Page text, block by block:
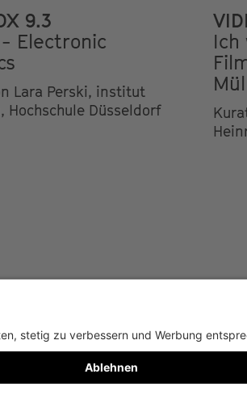
9.3
Electronic
Lara Perski, institut
Hochschule Düsseldorf
Ich